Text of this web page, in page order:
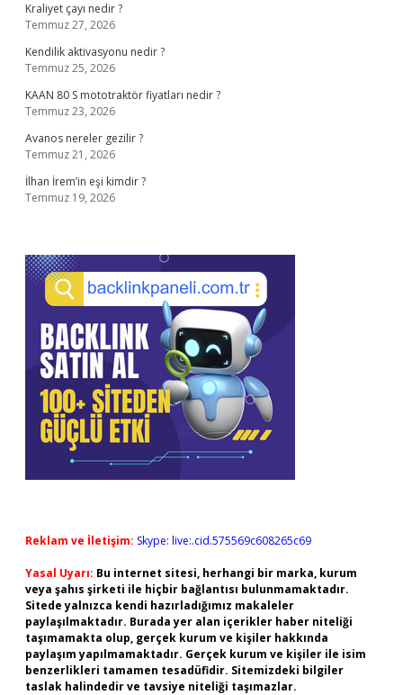
Kraliyet çayı nedir ?
Temmuz 27, 2026
Kendilik aktivasyonu nedir ?
Temmuz 25, 2026
KAAN 80 S mototraktör fiyatları nedir ?
Temmuz 23, 2026
Avanos nereler gezilir ?
Temmuz 21, 2026
İlhan İrem’in eşi kimdir ?
Temmuz 19, 2026
Reklam ve İletişim: Skype: live:.cid.575569c608265c69
Yasal Uyarı: Bu internet sitesi, herhangi bir marka, kurum
veya şahıs şirketi ile hiçbir bağlantısı bulunmamaktadır.
Sitede yalnızca kendi hazırladığımız makaleler
paylaşılmaktadır. Burada yer alan içerikler haber niteliği
taşımamakta olup, gerçek kurum ve kişiler hakkında
paylaşım yapılmamaktadır. Gerçek kurum ve kişiler ile isim
benzerlikleri tamamen tesadüfidir. Sitemizdeki bilgiler
taslak halindedir ve tavsiye niteliği taşımazlar.